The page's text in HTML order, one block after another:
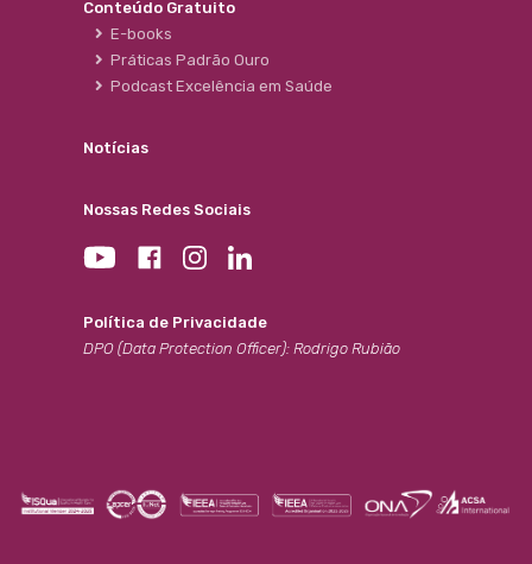
Conteúdo Gratuito
E-books
Práticas Padrão Ouro
Podcast Excelência em Saúde
Notícias
Nossas Redes Sociais
Política de Privacidade
DPO (Data Protection Officer): Rodrigo Rubião